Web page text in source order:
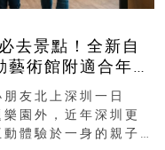
去景點！全新自
藝術館附適合年
友北上深圳一日
園外，近年深圳更
體驗於一身的親子